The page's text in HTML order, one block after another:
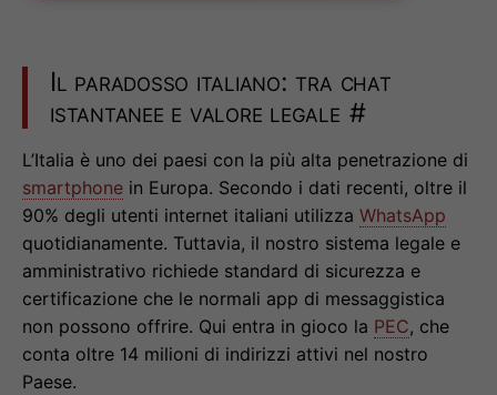
Il paradosso italiano: tra chat
istantanee e valore legale #
L’Italia è uno dei paesi con la più alta penetrazione di
smartphone in Europa. Secondo i dati recenti, oltre il
90% degli utenti internet italiani utilizza WhatsApp
quotidianamente. Tuttavia, il nostro sistema legale e
amministrativo richiede standard di sicurezza e
certificazione che le normali app di messaggistica
non possono offrire. Qui entra in gioco la PEC, che
conta oltre 14 milioni di indirizzi attivi nel nostro
Paese.